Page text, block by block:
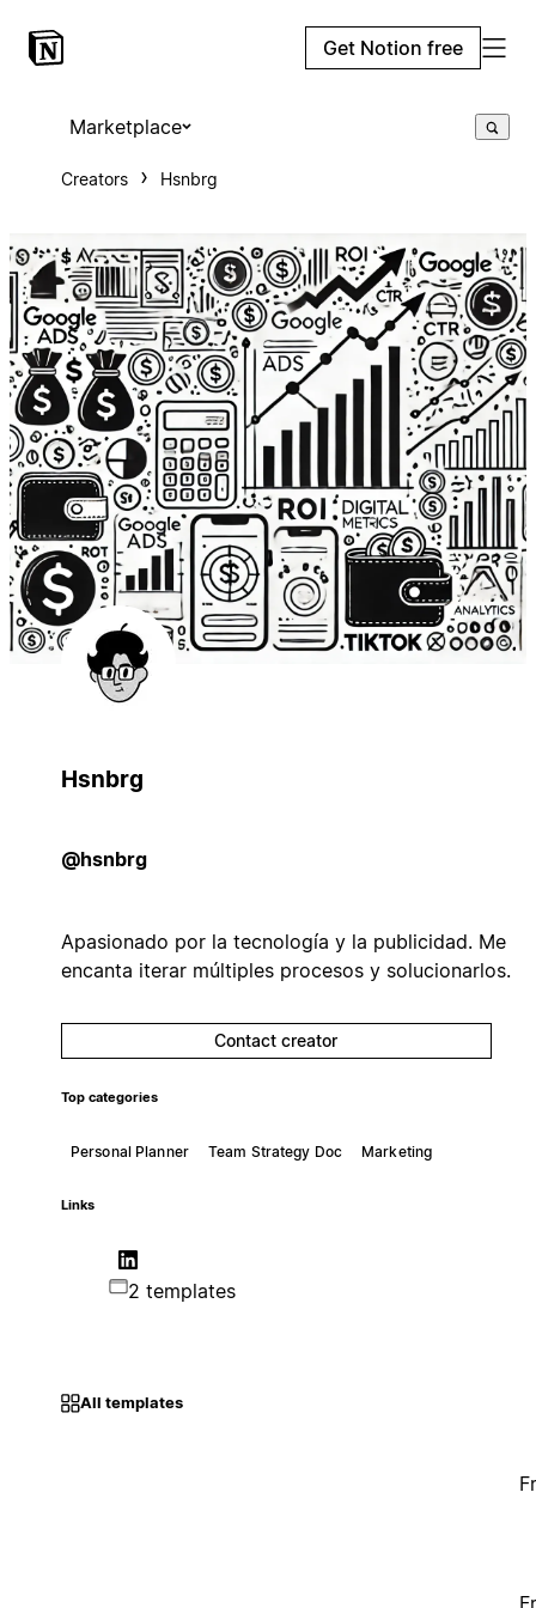
Get Notion free
Marketplace
Creators Hsnbrg
Hsnbrg
@hsnbrg
Apasionado por la tecnología y la publicidad. Me
encanta iterar múltiples procesos y solucionarlos.
Contact creator
Top categories
Personal Planner Team Strategy Doc Marketing
Links
2 templates
All templates